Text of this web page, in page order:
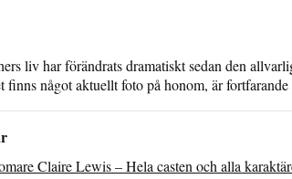
liv har förändrats dramatiskt sedan den
finns något aktuellt foto på honom, är
Claire Lewis – Hela casten och alla